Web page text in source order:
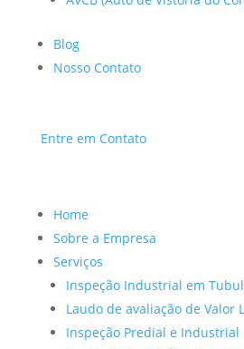
Blog
Nosso Contato
Entre em Contato
Home
Sobre a Empresa
Serviços
Inspeção Industrial em
Laudo de avaliação de Valor
Inspeção Predial e Industrial